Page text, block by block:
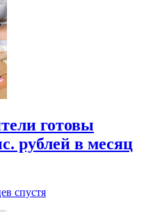
готовы
рублей в месяц
спустя